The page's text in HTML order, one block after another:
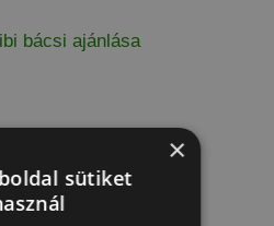
bácsi ajánlása
×
sütiket